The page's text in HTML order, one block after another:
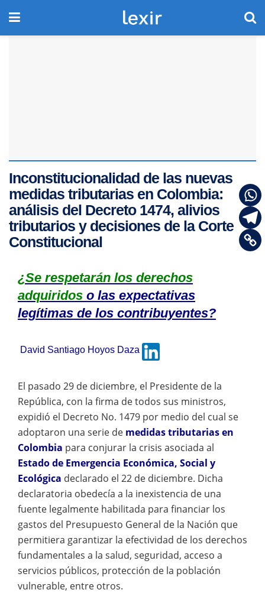
Inconstitucionalidad de las nuevas
medidas tributarias en Colombia:
análisis del Decreto 1474, alivios
tributarios y decisiones de la Corte
Constitucional
¿Se respetarán los derechos
adquiridos o las expectativas
legítimas de los contribuyentes?
David Santiago Hoyos Daza
El pasado 29 de diciembre, el Presidente de la
República, con la firma de todos sus ministros,
expidió el Decreto No. 1479 por medio del cual se
adoptaron una serie de medidas tributarias en
Colombia para conjurar la crisis asociada al
Estado de Emergencia Económica, Social y
Ecológica declarado el 22 de diciembre. Dicha
declaratoria obedecía a la inexistencia de una
fuente legalmente habilitada para financiar los
gastos del Presupuesto General de la Nación que
permitiera garantizar la efectividad de los derechos
fundamentales a la salud, seguridad, acceso a
servicios públicos, protección de la población
vulnerable, entre otros.